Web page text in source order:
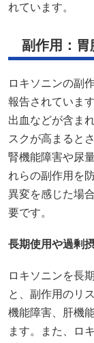
れています。 ​
副作用：胃
ロキソニンの副
報告されていま
出血などが含ま
スクが高まると
腎機能障害や尿
れらの副作用を
異変を感じた場
要です。
長期使用や過剰
ロキソニンを長
と、副作用のリ
機能障害、肝機
ます。​また、ロ